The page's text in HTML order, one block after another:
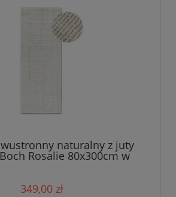
naturalny z juty
Rosalie 80x300cm w
tkany ręcznie
349,00 zł